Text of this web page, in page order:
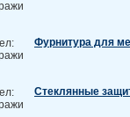
Фурнитура для
Стеклянные